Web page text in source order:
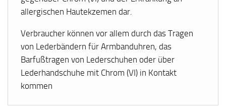
allergischen Hautekzemen dar.
Verbraucher können vor allem durch das Tragen
von Lederbändern für Armbanduhren, das
Barfußtragen von Lederschuhen oder über
Lederhandschuhe mit Chrom (VI) in Kontakt
kommen